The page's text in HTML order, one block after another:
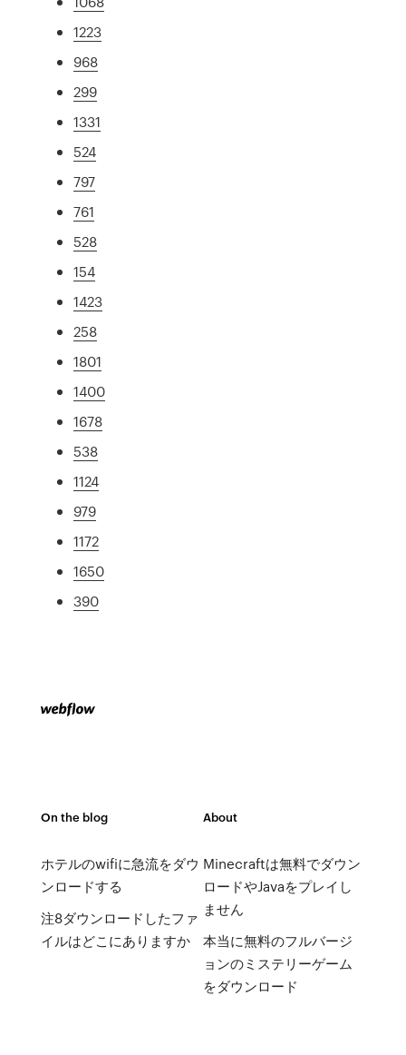
1223
968
299
1331
524
797
761
528
154
1423
258
1801
1400
1678
538
1124
979
1172
1650
390
On the blog
ホテルのwifiに急流をダウ
ンロードする
注8ダウンロードしたファ
イルはどこにありますか
About
Minecraftは無料でダウン
ロードやJavaをプレイし
ません
本当に無料のフルバージ
ョンのミステリーゲーム
をダウンロード